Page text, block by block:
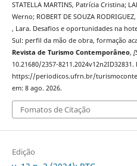
STATELLA MARTINS, Patrícia Cristina;
Werno; ROBERT DE SOUZA
, Lara. Desafios e oportunidades na
Sul: perfil da mão de obra, formação
Revista de Turismo Contemporâneo,
10.21680/2357-
https://periodicos.ufrn.br/
em: 8 ago. 2026.
Fomatos de Citação
Edição